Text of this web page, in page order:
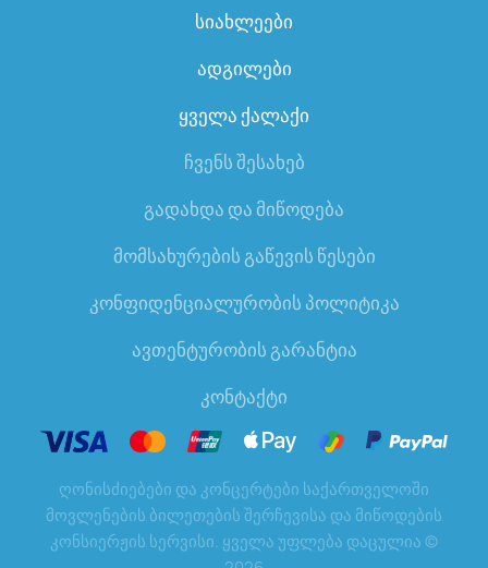
სიახლეები
ადგილები
ყველა ქალაქი
ჩვენს შესახებ
გადახდა და მიწოდება
მომსახურების გაწევის წესები
კონფიდენციალურობის პოლიტიკა
ავთენტურობის გარანტია
კონტაქტი
ღონისძიებები და კონცერტები საქართველოში
მოვლენების ბილეთების შერჩევისა და მიწოდების
კონსიერჟის სერვისი. ყველა უფლება დაცულია©